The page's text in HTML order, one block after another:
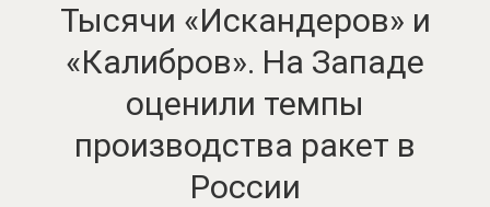
Тысячи «Искандеров» и
«Калибров». На Западе
оценили темпы
производства ракет в
России